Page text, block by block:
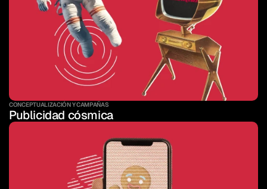
CONCEPTUALIZACIÓN Y CAMPAÑAS
Publicidad cósmica